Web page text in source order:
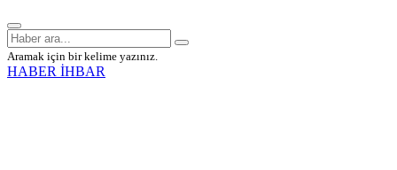
Aramak için bir kelime yazınız.
HABER İHBAR